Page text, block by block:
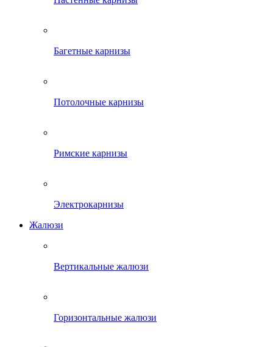
Багетные карнизы
Потолочные карнизы
Римские карнизы
Электрокарнизы
Жалюзи
Вертикальные жалюзи
Горизонтальные жалюзи